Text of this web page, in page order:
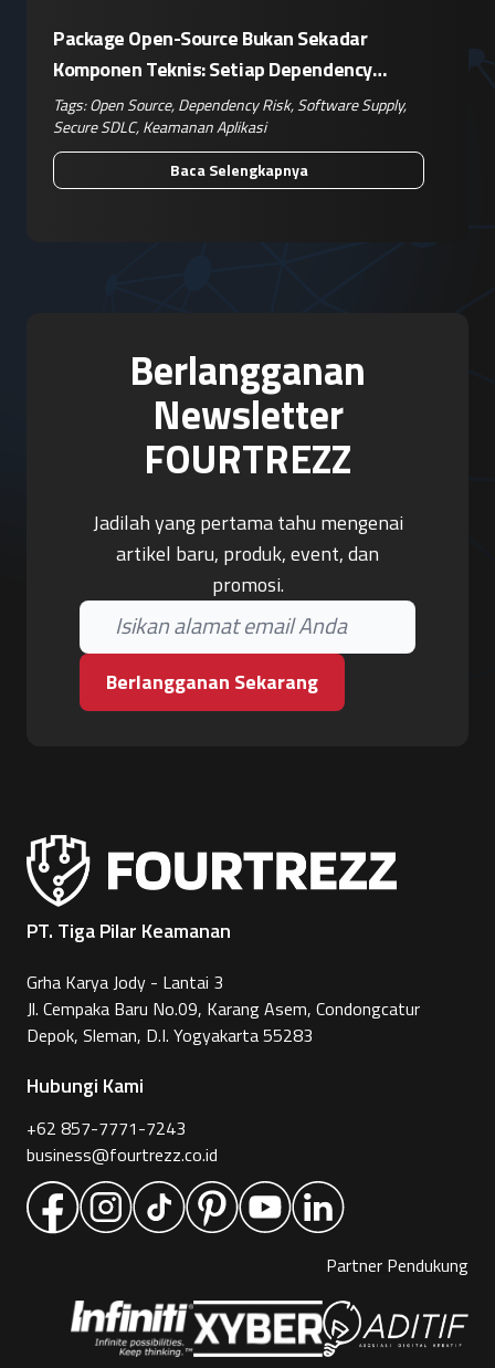
Package Open-Source Bukan Sekadar
Komponen Teknis: Setiap Dependency
Adalah Keputusan Risiko Bisnis
Tags:Open Source,Dependency Risk,Software Supply,
Secure SDLC,Keamanan Aplikasi
Baca Selengkapnya
Berlangganan
Newsletter
FOURTREZZ
Jadilah yang pertama tahu mengenai
artikel baru, produk, event, dan
promosi.
Berlangganan Sekarang
PT. Tiga Pilar Keamanan
Grha Karya Jody - Lantai 3
Jl. Cempaka Baru No.09, Karang Asem, Condongcatur
Depok, Sleman, D.I. Yogyakarta 55283
Hubungi Kami
+62 857-7771-7243
business@fourtrezz.co.id
Partner Pendukung